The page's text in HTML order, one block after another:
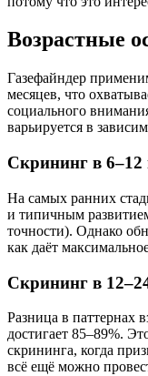
Возрастные
Газефайндер
месяцев, что
социального
варьируется в
Скрининг в 6–12
На самых ранних
и типичным
точности). Однако
как даёт
Скрининг в
Разница в паттернах
достигает 85–89%.
скрининга, когда
всё ещё можно